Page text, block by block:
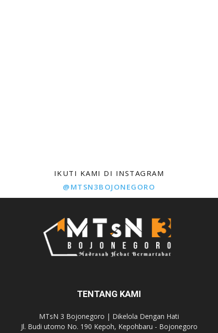
IKUTI KAMI DI INSTAGRAM
@MTSN3BOJONEGORO
TENTANG KAMI
MTsN 3 Bojonegoro | Dikelola Dengan Hati
Jl. Budi utomo No. 190 Kepoh, Kepohbaru - Bojonegoro